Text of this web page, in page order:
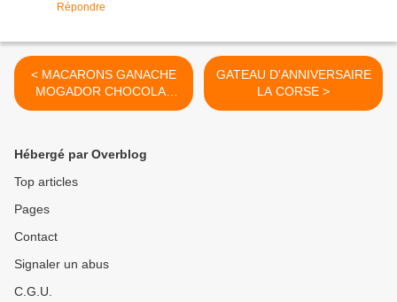
Répondre
< MACARONS GANACHE
MOGADOR CHOCOLAT
LAIT PASSION DE PIERRE
GATEAU D'ANNIVERSAIRE
LA CORSE >
Hébergé par Overblog
Top articles
Pages
Contact
Signaler un abus
C.G.U.